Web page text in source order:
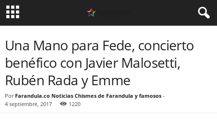
Una Mano para Fede, concierto
benéfico con Javier Malosetti,
Rubén Rada y Emme
Por Farandula.co Noticias Chismes de Farandula y famosos -
4 septiembre, 2017
1220